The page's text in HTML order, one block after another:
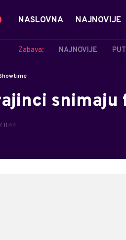
NASLOVNA NAJNOVIJE
Zabava: NAJNOVIJE
snimaju
11:44